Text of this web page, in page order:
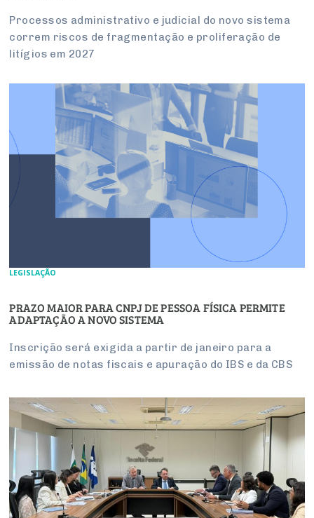
Processos administrativo e judicial do novo sistema
correm riscos de fragmentação e proliferação de
litígios em 2027
LEGISLAÇÃO
PRAZO MAIOR PARA CNPJ DE PESSOA FÍSICA PERMITE
ADAPTAÇÃO A NOVO SISTEMA
Inscrição será exigida a partir de janeiro para a
emissão de notas fiscais e apuração do IBS e da CBS